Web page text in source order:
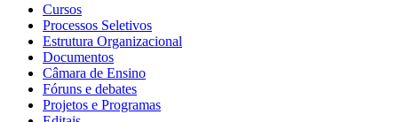
Cursos
Processos Seletivos
Estrutura Organizacional
Documentos
Câmara de Ensino
Fóruns e debates
Projetos e Programas